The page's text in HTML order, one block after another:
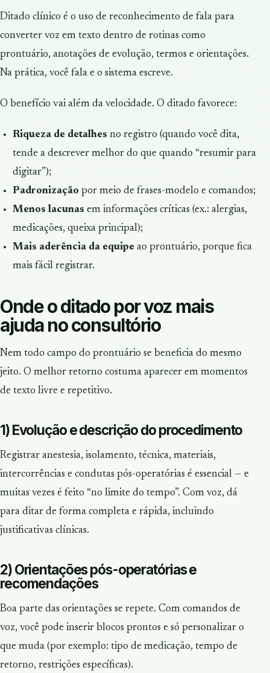
Ditado clínico é o uso de reconhecimento de fala para
converter voz em texto dentro de rotinas como
prontuário, anotações de evolução, termos e orientações.
Na prática, você fala e o sistema escreve.
O benefício vai além da velocidade. O ditado favorece:
Riqueza de detalhes no registro (quando você dita,
tende a descrever melhor do que quando “resumir para
digitar”);
Padronização por meio de frases-modelo e comandos;
Menos lacunas em informações críticas (ex.: alergias,
medicações, queixa principal);
Mais aderência da equipeao prontuário, porque fica
mais fácil registrar.
Onde o ditado por voz mais
ajuda no consultório
Nem todo campo do prontuário se beneficia do mesmo
jeito. O melhor retorno costuma aparecer em momentos
de texto livre e repetitivo.
1) Evolução e descrição do procedimento
Registrar anestesia, isolamento, técnica, materiais,
intercorrências e condutas pós-operatórias é essencial — e
muitas vezes é feito “no limite do tempo”. Com voz, dá
para ditar de forma completa e rápida, incluindo
justificativas clínicas.
2) Orientações pós-operatórias e
recomendações
Boa parte das orientações se repete. Com comandos de
voz, você pode inserir blocos prontos e só personalizar o
que muda (por exemplo: tipo de medicação, tempo de
retorno, restrições específicas).